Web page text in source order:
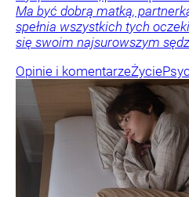
Ma być dobrą matką,
spełnia wszystkich tych
się swoim najsurowszym
Opinie i komentarzeŻycie